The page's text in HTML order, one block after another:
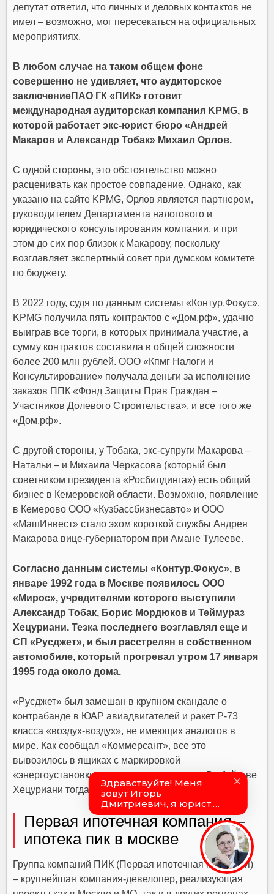
депутат ответил, что личных и деловых контактов не
имел – возможно, мог пересекаться на официальных
мероприятиях.
В любом случае на таком общем фоне
совершенно не удивляет, что аудиторское
заключениеПАО ГК «ПИК» готовит
международная аудиторская компания KPMG, в
которой работает экс-юрист бюро «Андрей
Макаров и Александр Тобак» Михаил Орлов.
С одной стороны, это обстоятельство можно
расценивать как простое совпадение. Однако, как
указано на сайте KPMG, Орлов является партнером,
руководителем Департамента налогового и
юридического консультирования компании, и при
этом до сих пор близок к Макарову, поскольку
возглавляет экспертный совет при думском комитете
по бюджету.
В 2022 году, судя по данным системы «Контур.Фокус»,
KPMG получила пять контрактов с «Дом.рф», удачно
выиграв все торги, в которых принимала участие, а
сумму контрактов составила в общей сложности
более 200 млн рублей. ООО «Кпмг Налоги и
Консультирование» получала деньги за исполнение
заказов ППК «Фонд Защиты Прав Граждан –
Участников Долевого Строительства», и все того же
«Дом.рф».
С другой стороны, у Тобака, экс-супруги Макарова –
Натальи – и Михаила Черкасова (который был
советником президента «Росбилдинга») есть общий
бизнес в Кемеровской области. Возможно, появление
в Кемерово ООО «Кузбассбизнесавто» и ООО
«МашИнвест» стало эхом короткой службы Андрея
Макарова вице-губернатором при Амане Тулееве.
Согласно данным системы «Контур.Фокус», в
январе 1992 года в Москве появилось ООО
«Мирос», учредителями которого выступили
Александр Тобак, Борис Мордюков и Теймураз
Хецуриани. Тезка последнего возглавлял еще и
СП «Русджет», и был расстрелян в собственном
автомобиле, который прогревал утром 17 января
1995 года около дома.
«Русджет» был замешан в крупном скандале о
контрабанде в ЮАР авиадвигателей и ракет Р-73
класса «воздух-воздух», не имеющих аналогов в
мире. Как сообщал «Коммерсант», все это
вывозилось в ящиках с маркировкой
«энергоустановки» и «грузоподъемники». В убийстве
Хецуриани тогда обвинили медведковскую ОПГ.
Первая ипотечная компания –
ипотека пик в москве
Группа компаний ПИК (Первая ипотечная компания)
– крупнейшая компания-девелопер, реализующая